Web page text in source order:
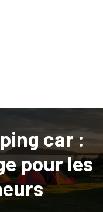
car :
pour les